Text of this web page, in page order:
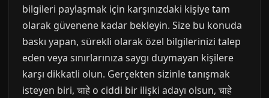
bilgileri paylaşmak için karşınızdaki kişiye tam
olarak güvenene kadar bekleyin. Size bu konuda
baskı yapan, sürekli olarak özel bilgilerinizi talep
eden veya sınırlarınıza saygı duymayan kişilere
karşı dikkatli olun. Gerçekten sizinle tanışmak
isteyen biri, चाहे o ciddi bir ilişki adayı olsun, चाहे